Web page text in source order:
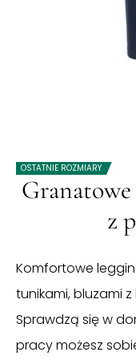
OSTATNIE ROZMIARY
z
Komfortowe
tunikami, bluzami
Sprawdzą się w
pracy możesz